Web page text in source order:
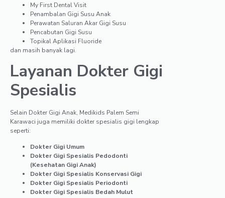
My First Dental Visit
Penambalan Gigi Susu Anak
Perawatan Saluran Akar Gigi Susu
Pencabutan Gigi Susu
Topikal Aplikasi Fluoride
dan masih banyak lagi.
Layanan Dokter Gigi
Spesialis
Selain Dokter Gigi Anak, Medikids Palem Semi
Karawaci juga memiliki dokter spesialis gigi lengkap
seperti:
Dokter Gigi Umum
Dokter Gigi Spesialis Pedodonti
(Kesehatan Gigi Anak)
Dokter Gigi Spesialis Konservasi Gigi
Dokter Gigi Spesialis Periodonti
Dokter Gigi Spesialis Bedah Mulut